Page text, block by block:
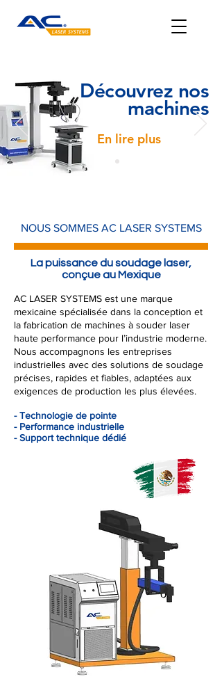
Découvrez nos
machines
En lire plus
NOUS SOMMES AC LASER SYSTEMS
La puissance du soudage laser,
conçue au Mexique
AC LASER SYSTEMS est une marque
mexicaine spécialisée dans la conception et
la fabrication de machines à souder laser
haute performance pour l’industrie moderne.
Nous accompagnons les entreprises
industrielles avec des solutions de soudage
précises, rapides et fiables, adaptées aux
exigences de production les plus élevées.
- Technologie de pointe
- Performance industrielle
- Support technique dédié